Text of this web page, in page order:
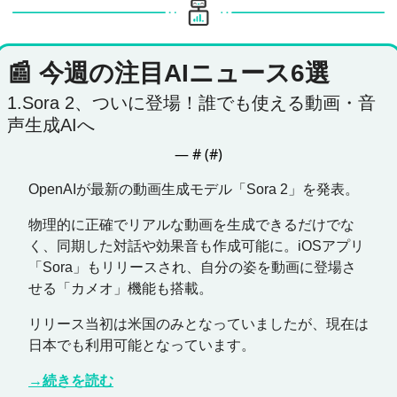
📰 今週の注目AIニュース6選
1.Sora 2、ついに登場！誰でも使える動画・音
声生成AIへ
— # (#)
OpenAIが最新の動画生成モデル「Sora 2」を発表。
物理的に正確でリアルな動画を生成できるだけでな
く、同期した対話や効果音も作成可能に。iOSアプリ
「Sora」もリリースされ、自分の姿を動画に登場さ
せる「カメオ」機能も搭載。
リリース当初は米国のみとなっていましたが、現在は
日本でも利用可能となっています。
→続きを読む